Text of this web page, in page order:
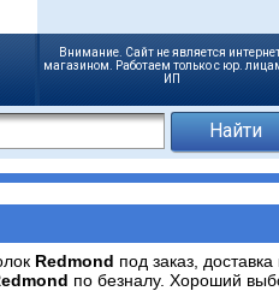
Внимание. Сайт не является
магазином. Работаем только с юр.
ИП
Redmond под заказ,
по безналу. Хороший